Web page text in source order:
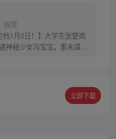
搞笑
档1月2日！】大学生张楚岚
神秘少女冯宝宝。素未谋面
活被彻底颠覆，与冯宝宝一
。
立即下载